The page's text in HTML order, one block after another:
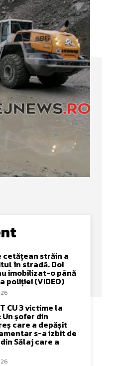
cetățean străin a
în stradă. Doi
imobilizat-o până
poliției (VIDEO)
CU 3 victime la
Un șofer din
care a depășit
s-a izbit de
Sălaj care a